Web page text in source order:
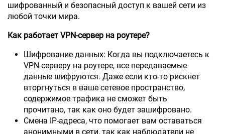
шифрованный и безопасный доступ к вашей сети из
любой точки мира.
Как работает VPN-сервер на роутере?
Шифрование данных: Когда вы подключаетесь к
VPN-серверу на роутере, все передаваемые
данные шифруются. Даже если кто-то рискнет
вторгнуться в ваше сетевое пространство,
содержимое трафика не сможет быть
прочитано, так как оно будет зашифровано.
Смена IP-адреса, что помогает вам оставаться
анонимными в сети, так как наблюдатели не